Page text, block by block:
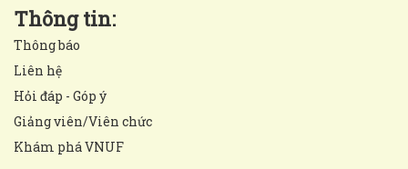
Thông tin:
Thông báo
Liên hệ
Hỏi đáp - Góp ý
Giảng viên/Viên chức
Khám phá VNUF